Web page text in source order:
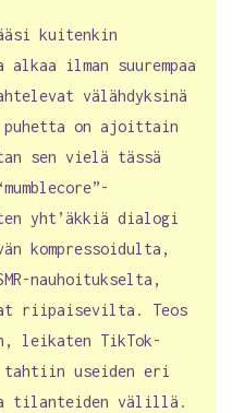
kuitenkin
ilman suurempaa
välähdyksinä
on ajoittain
sen vielä tässä
yht’äkkiä dialogi
kompressoidulta,
nauhoitukselta,
riipaisevilta. Teos
leikaten TikTok-
tahtiin useiden eri
tilanteiden välillä.